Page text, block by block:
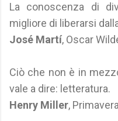
La conoscenza di
migliore di liberarsi
José Martí, Oscar
Ciò che non è in
vale a dire: letteratura.
Henry Miller,